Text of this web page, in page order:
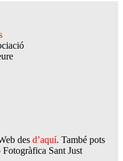
des d’aquí. També pots
Sant Just